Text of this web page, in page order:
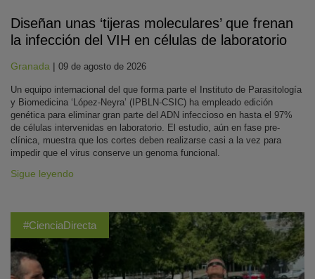
Diseñan unas ‘tijeras moleculares’ que frenan
la infección del VIH en células de laboratorio
Granada | 09 de agosto de 2026
Un equipo internacional del que forma parte el Instituto de Parasitología
y Biomedicina ‘López-Neyra’ (IPBLN-CSIC) ha empleado edición
genética para eliminar gran parte del ADN infeccioso en hasta el 97%
de células intervenidas en laboratorio. El estudio, aún en fase pre-
clínica, muestra que los cortes deben realizarse casi a la vez para
impedir que el virus conserve un genoma funcional.
Sigue leyendo
#CienciaDirecta